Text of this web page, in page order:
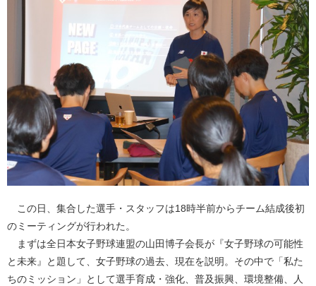
この日、集合した選手・スタッフは18時半前からチーム結成後初
のミーティングが行われた。
まずは全日本女子野球連盟の山田博子会長が『女子野球の可能性
と未来』と題して、女子野球の過去、現在を説明。その中で「私た
ちのミッション」として選手育成・強化、普及振興、環境整備、人